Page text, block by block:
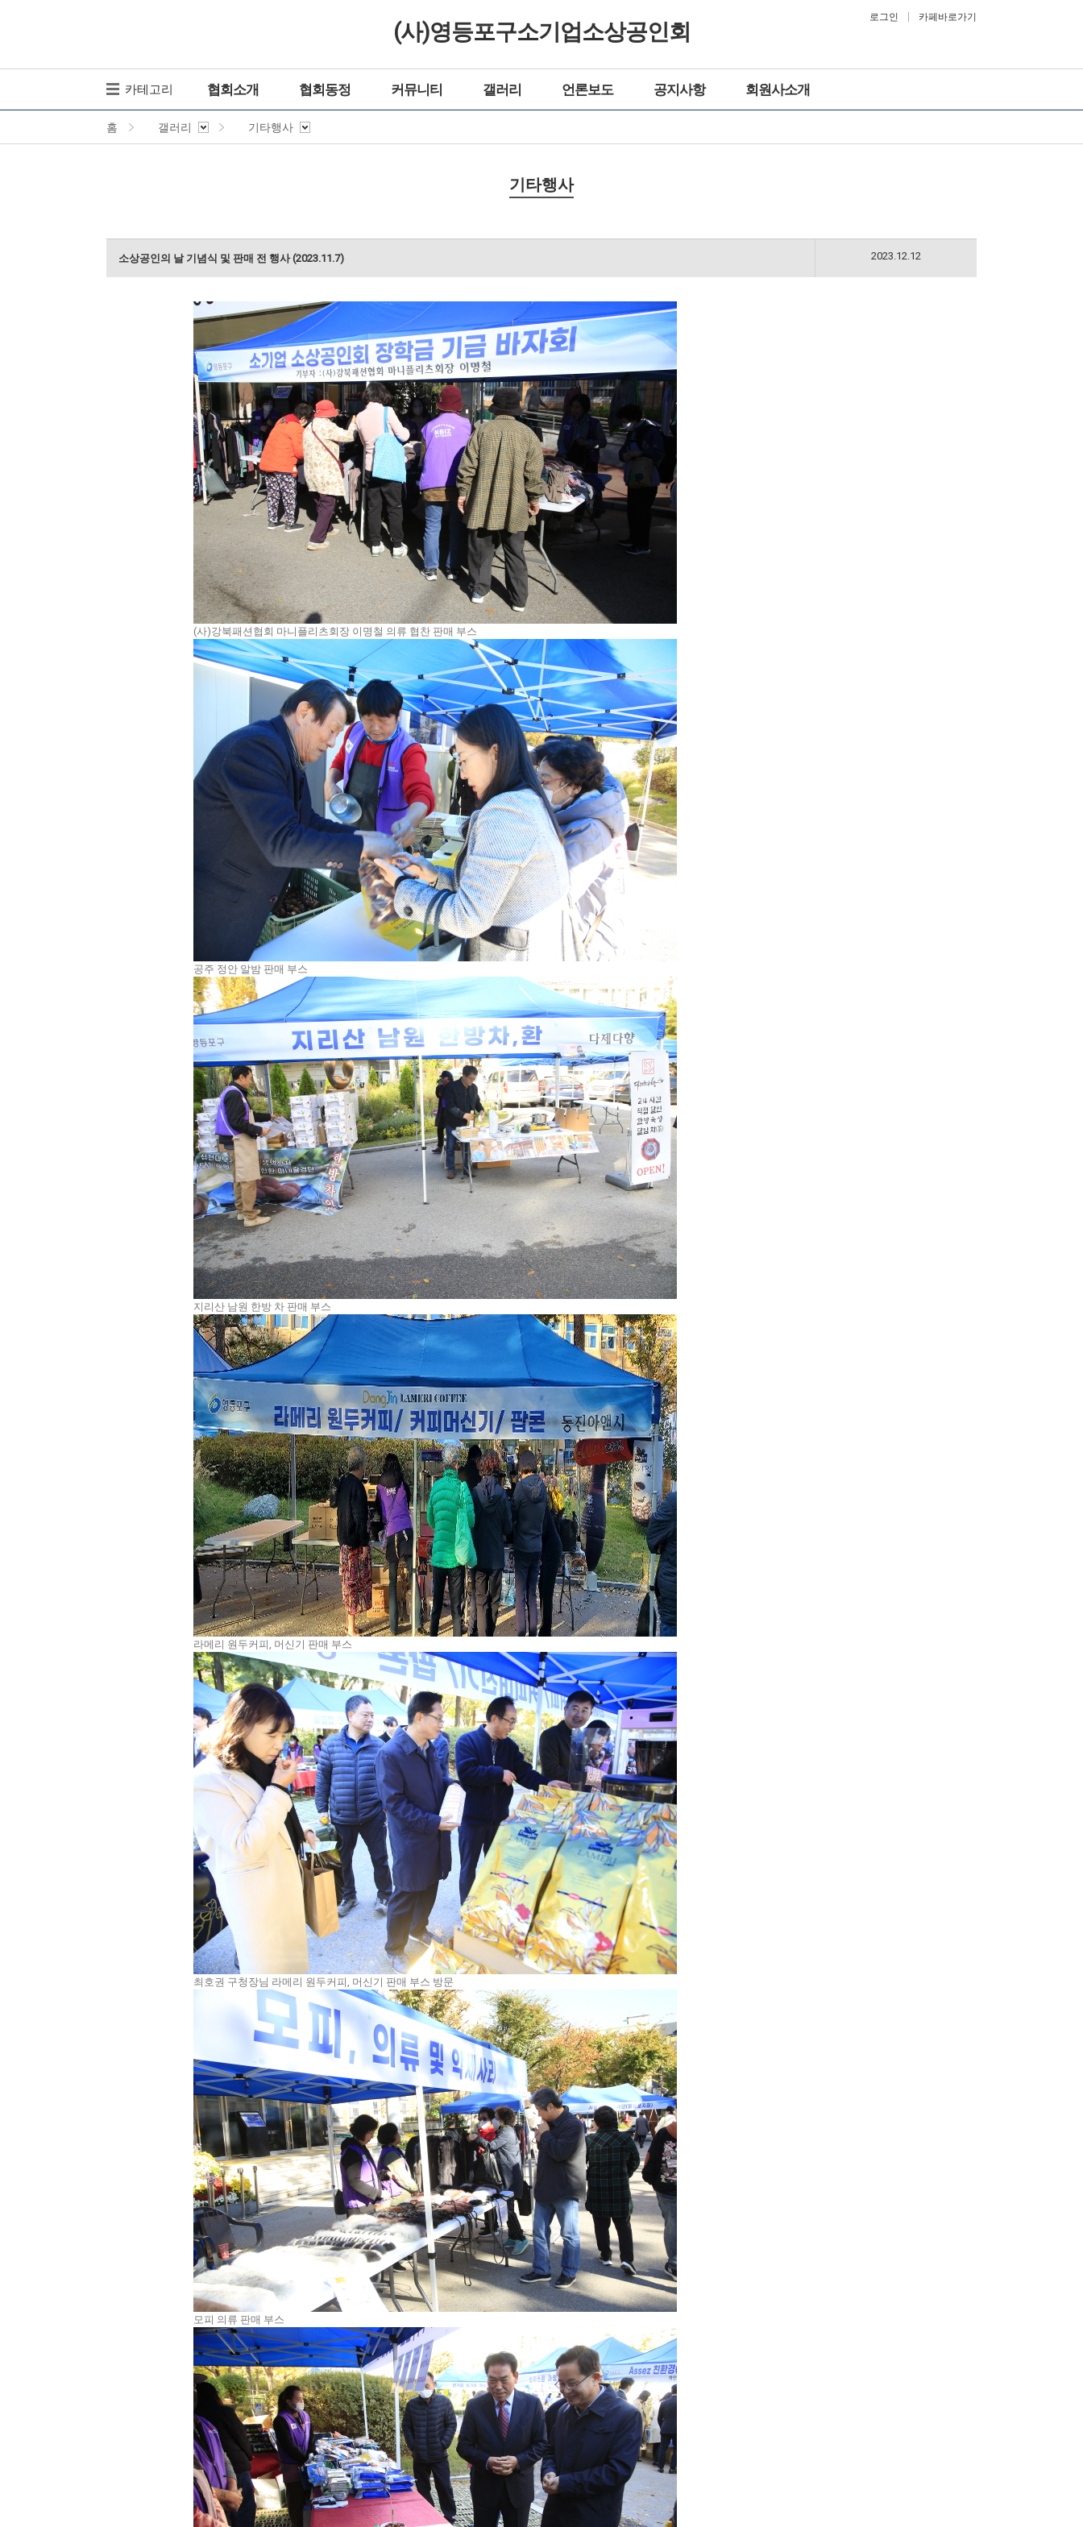
(사)영등포구소기업소상공인회
로그인 카페바로가기
카테고리 협회소개 협회동정 커뮤니티 갤러리 언론보도 공지사항 회원사소개
홈 갤러리 기타행사
기타행사
소상공인의 날 기념식 및 판매 전 행사 (2023.11.7) 2023.12.12
(사)강북패션협회 마니플리츠회장 이명철 의류 협찬 판매 부스
공주 정안 알밤 판매 부스
지리산 남원 한방 차 판매 부스
라메리 원두커피, 머신기 판매 부스
최호권 구청장님 라메리 원두커피, 머신기 판매 부스 방문
모피 의류 판매 부스